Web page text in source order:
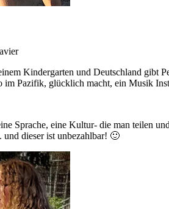
Kindergarten und Deutschland gibt
im Pazifik, glücklich macht, ein Musik
Sprache, eine Kultur- die man teilen
dieser ist unbezahlbar! 🙂